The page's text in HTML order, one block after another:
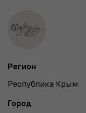
Регион
Республика Крым
Город